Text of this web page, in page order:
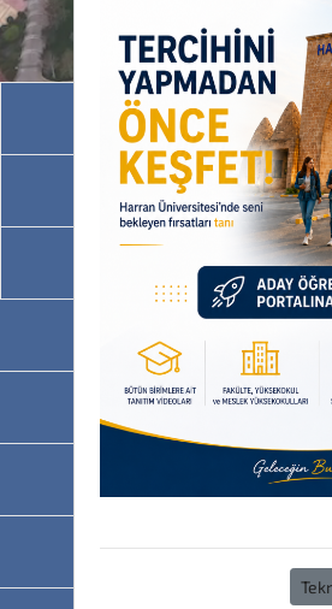
Akademik
İdari Birimler
Programlarımız
OBS
HAVİS
Uzaktan Eğitim